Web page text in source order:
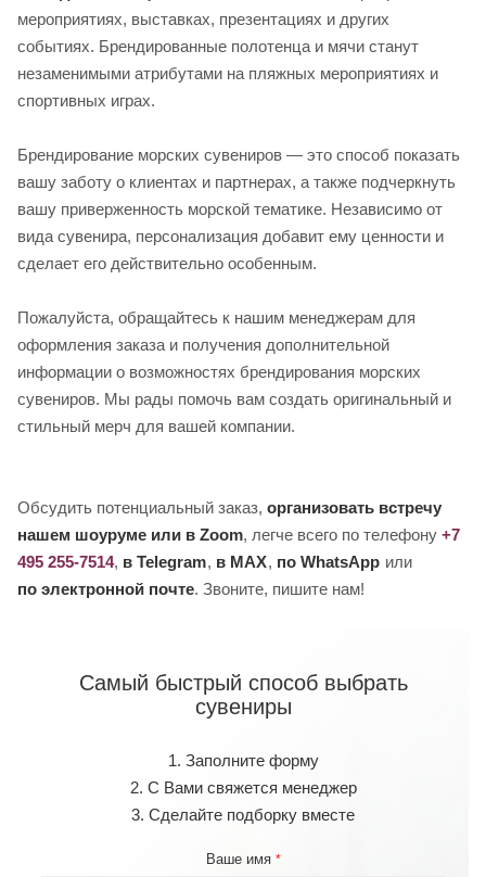
мероприятиях, выставках, презентациях и других
событиях. Брендированные полотенца и мячи станут
незаменимыми атрибутами на пляжных мероприятиях и
спортивных играх.
Брендирование морских сувениров — это способ показать
вашу заботу о клиентах и партнерах, а также подчеркнуть
вашу приверженность морской тематике. Независимо от
вида сувенира, персонализация добавит ему ценности и
сделает его действительно особенным.
Пожалуйста, обращайтесь к нашим менеджерам для
оформления заказа и получения дополнительной
информации о возможностях брендирования морских
сувениров. Мы рады помочь вам создать оригинальный и
стильный мерч для вашей компании.
Обсудить потенциальный заказ, организовать встречу
нашем шоуруме или в Zoom, легче всего по телефону +7
495 255-7514, в Telegram, в MAX, по WhatsApp или
по электронной почте. Звоните, пишите нам!
Самый быстрый способ выбрать
сувениры
1. Заполните форму
2. С Вами свяжется менеджер
3. Сделайте подборку вместе
Ваше имя *